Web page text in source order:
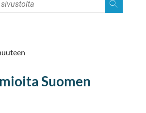
Suomen